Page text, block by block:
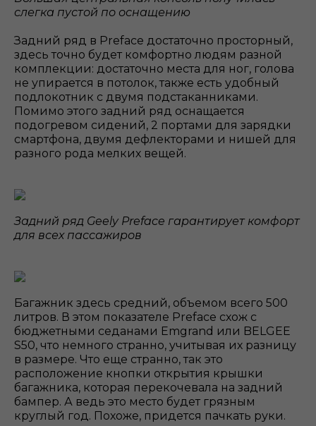
слегка пустой по оснащению
Задний ряд в Preface достаточно просторный,
здесь точно будет комфортно людям разной
комплекции: достаточно места для ног, голова
не упирается в потолок, также есть удобный
подлокотник с двумя подстаканниками.
Помимо этого задний ряд оснащается
подогревом сидений, 2 портами для зарядки
смартфона, двумя дефлекторами и нишей для
разного рода мелких вещей.
Задний ряд Geely Preface гарантирует комфорт
для всех пассажиров
Багажник здесь средний, объемом всего 500
литров. В этом показателе Preface схож с
бюджетными седанами Emgrand или BELGEE
S50, что немного странно, учитывая их разницу
в размере. Что еще странно, так это
расположение кнопки открытия крышки
багажника, которая перекочевала на задний
бампер. А ведь это место будет грязным
круглый год. Похоже, придется пачкать руки.